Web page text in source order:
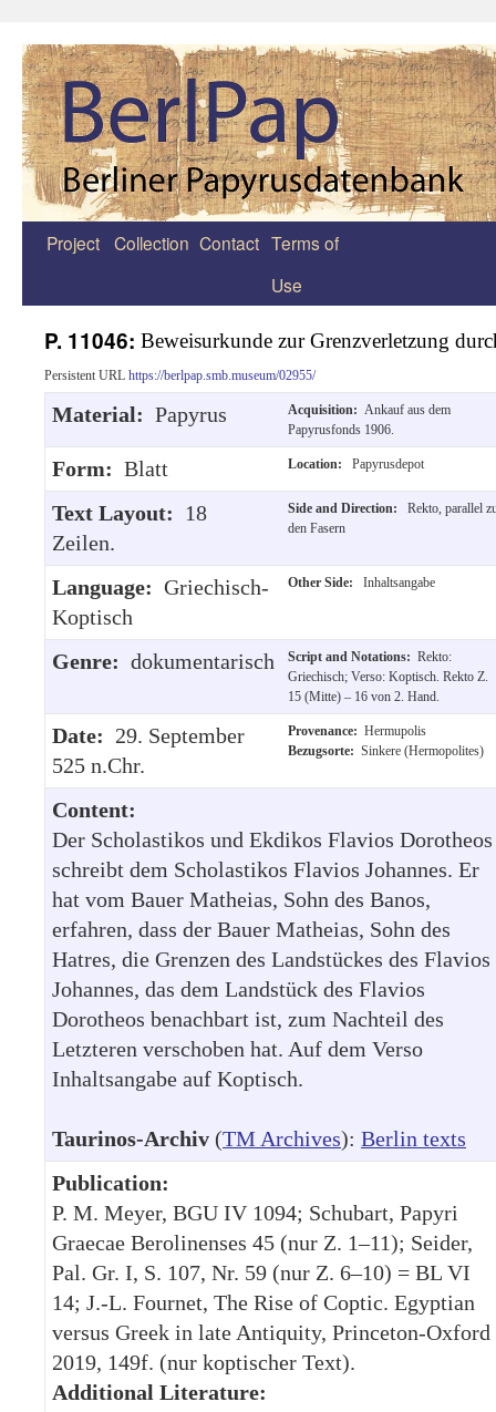
Zum
Project Collection Contact Terms of
Use
P. 11046: Beweisurkunde zur Grenzverletzung
Persistent URL https://berlpap.smb.museum/02955/
Material: Papyrus Acquisition: Ankauf aus dem
Papyrusfonds 1906.
Form: Blatt Location: Papyrusdepot
Text Layout: 18
Zeilen.
Side and Direction:
Rekto, parallel
den Fasern
Language: Griechisch-
Koptisch
Other Side: Inhaltsangabe
Genre: dokumentarisch Script and Notations: Rekto:
Griechisch; Verso: Koptisch. Rekto Z.
15 (Mitte) – 16 von 2. Hand.
Date: 29. September
525 n.Chr.
Provenance: Hermupolis
Bezugsorte: Sinkere (Hermopolites)
Content:
Der Scholastikos und Ekdikos Flavios Dorotheos
schreibt dem Scholastikos Flavios Johannes. Er
hat vom Bauer Matheias, Sohn des Banos,
erfahren, dass der Bauer Matheias, Sohn des
Hatres, die Grenzen des Landstückes des Flavios
Johannes, das dem Landstück des Flavios
Dorotheos benachbart ist, zum Nachteil des
Letzteren verschoben hat. Auf dem Verso
Inhaltsangabe auf Koptisch.
Taurinos-Archiv (TM Archives): Berlin texts
Publication:
P. M. Meyer, BGU IV 1094; Schubart, Papyri
Graecae Berolinenses 45 (nur Z. 1–11); Seider,
Pal. Gr. I, S. 107, Nr. 59 (nur Z. 6–10) = BL VI
14; J.-L. Fournet, The Rise of Coptic. Egyptian
versus Greek in late Antiquity, Princeton-Oxford
2019, 149f. (nur koptischer Text).
Additional Literature: